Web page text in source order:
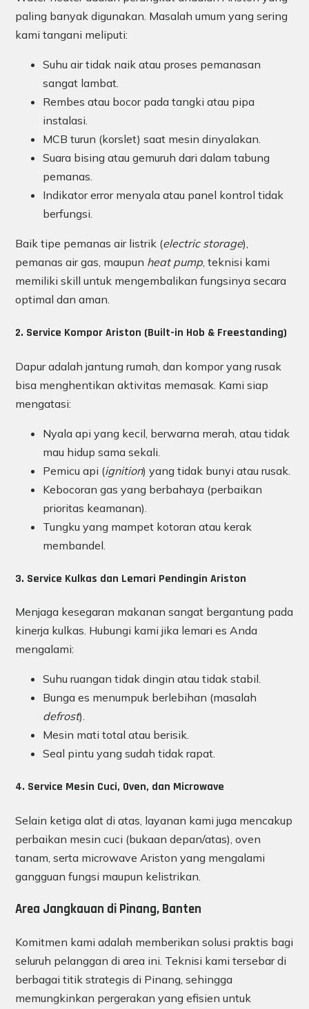
paling banyak digunakan. Masalah umum yang sering
kami tangani meliputi:
Suhu air tidak naik atau proses pemanasan
sangat lambat.
Rembes atau bocor pada tangki atau pipa
instalasi.
MCB turun (korslet) saat mesin dinyalakan.
Suara bising atau gemuruh dari dalam tabung
pemanas.
Indikator error menyala atau panel kontrol tidak
berfungsi.
Baik tipe pemanas air listrik (electric storage),
pemanas air gas, maupun heat pump, teknisi kami
memiliki skill untuk mengembalikan fungsinya secara
optimal dan aman.
2. Service Kompor Ariston (Built-in Hob & Freestanding)
Dapur adalah jantung rumah, dan kompor yang rusak
bisa menghentikan aktivitas memasak. Kami siap
mengatasi:
Nyala api yang kecil, berwarna merah, atau tidak
mau hidup sama sekali.
Pemicu api (ignition) yang tidak bunyi atau rusak.
Kebocoran gas yang berbahaya (perbaikan
prioritas keamanan).
Tungku yang mampet kotoran atau kerak
membandel.
3. Service Kulkas dan Lemari Pendingin Ariston
Menjaga kesegaran makanan sangat bergantung pada
kinerja kulkas. Hubungi kami jika lemari es Anda
mengalami:
Suhu ruangan tidak dingin atau tidak stabil.
Bunga es menumpuk berlebihan (masalah
defrost).
Mesin mati total atau berisik.
Seal pintu yang sudah tidak rapat.
4. Service Mesin Cuci, Oven, dan Microwave
Selain ketiga alat di atas, layanan kami juga mencakup
perbaikan mesin cuci (bukaan depan/atas), oven
tanam, serta microwave Ariston yang mengalami
gangguan fungsi maupun kelistrikan.
Area Jangkauan di Pinang, Banten
Komitmen kami adalah memberikan solusi praktis bagi
seluruh pelanggan di area ini. Teknisi kami tersebar di
berbagai titik strategis di Pinang, sehingga
memungkinkan pergerakan yang efisien untuk